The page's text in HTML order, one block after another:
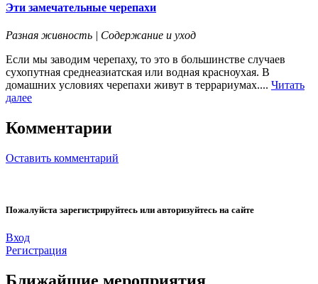
Эти замечательные черепахи
Разная живность | Содержание и уход
Если мы заводим черепаху, то это в большинстве случаев
сухопутная среднеазиатская или водная красноухая. В
домашних условиях черепахи живут в террариумах.... Читать
далее
Комментарии
Оставить комментарий
Пожалуйста зарегистрируйтесь или авторизуйтесь на сайте
Вход
Регистрация